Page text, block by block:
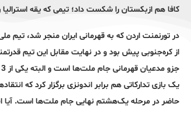
کافا هم ازبکستان را شکست داد؛ تیمی که یقه
حاضر در مرحله یک‌هشتم نهایی جام ملت‌ها است. آیا